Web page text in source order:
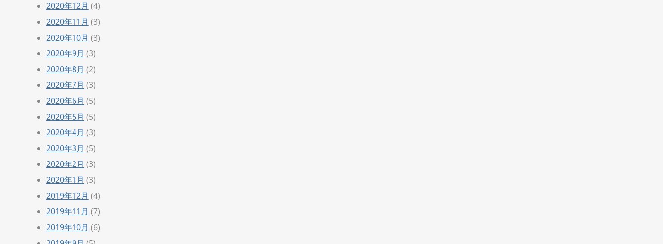
2020年12月 (4)
2020年11月 (3)
2020年10月 (3)
2020年9月 (3)
2020年8月 (2)
2020年7月 (3)
2020年6月 (5)
2020年5月 (5)
2020年4月 (3)
2020年3月 (5)
2020年2月 (3)
2020年1月 (3)
2019年12月 (4)
2019年11月 (7)
2019年10月 (6)